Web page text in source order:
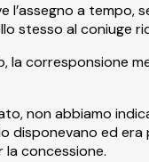
l’assegno a tempo,
stesso al coniuge
la corresponsione
non abbiamo
disponevano ed
concessione.